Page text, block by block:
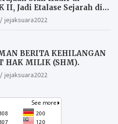
II, Jadi Etalase Sejarah di
jejaksuara2022
BERITA KEHILANGAN
HAK MILIK (SHM).
jejaksuara2022